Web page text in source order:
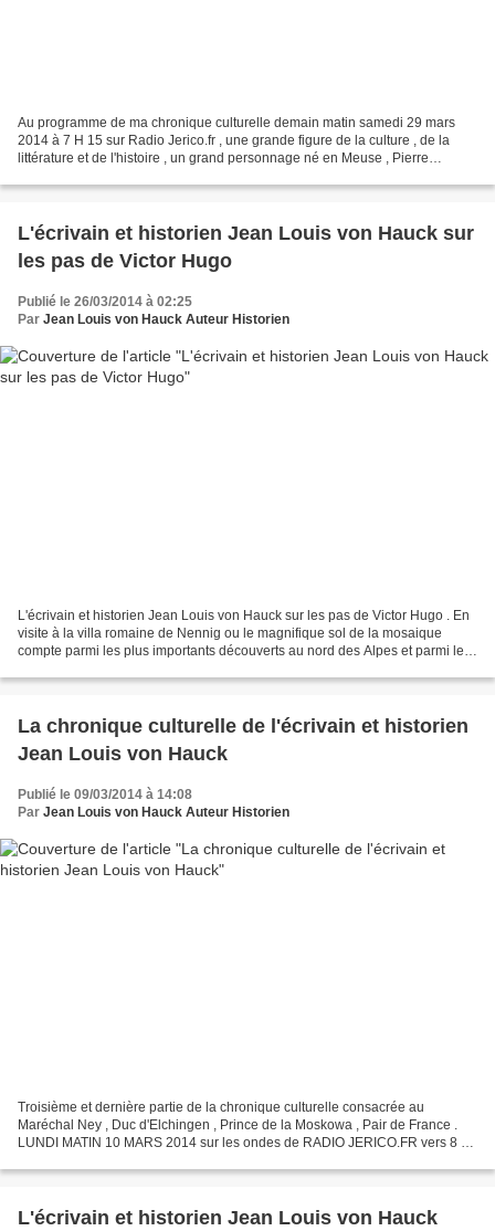
Au programme de ma chronique culturelle demain matin samedi 29 mars
2014 à 7 H 15 sur Radio Jerico.fr , une grande figure de la culture , de la
littérature et de l'histoire , un grand personnage né en Meuse , Pierre
L'écrivain et historien Jean Louis von Hauck sur
les pas de Victor Hugo
Publié le 26/03/2014 à 02:25
Par Jean Louis von Hauck Auteur Historien
L'écrivain et historien Jean Louis von Hauck sur les pas de Victor Hugo . En
visite à la villa romaine de Nennig ou le magnifique sol de la mosaique
compte parmi les plus importants découverts au nord des Alpes et parmi les
La chronique culturelle de l'écrivain et historien
Jean Louis von Hauck
Publié le 09/03/2014 à 14:08
Par Jean Louis von Hauck Auteur Historien
Troisième et dernière partie de la chronique culturelle consacrée au
Maréchal Ney , Duc d'Elchingen , Prince de la Moskowa , Pair de France .
LUNDI MATIN 10 MARS 2014 sur les ondes de RADIO JERICO.FR vers 8 H
L'écrivain et historien Jean Louis von Hauck